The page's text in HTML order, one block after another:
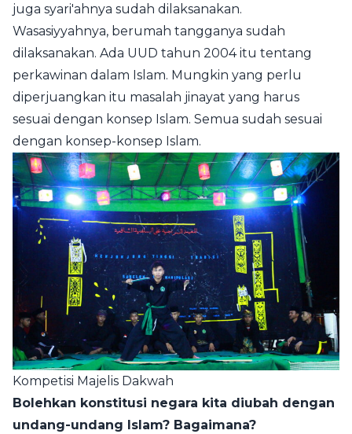
juga syari'ahnya sudah dilaksanakan.
Wasasiyyahnya, berumah tangganya sudah
dilaksanakan. Ada UUD tahun 2004 itu tentang
perkawinan dalam Islam. Mungkin yang perlu
diperjuangkan itu masalah jinayat yang harus
sesuai dengan konsep Islam. Semua sudah sesuai
dengan konsep-konsep Islam.
Kompetisi Majelis Dakwah
Bolehkan konstitusi negara kita diubah dengan
undang-undang Islam? Bagaimana?